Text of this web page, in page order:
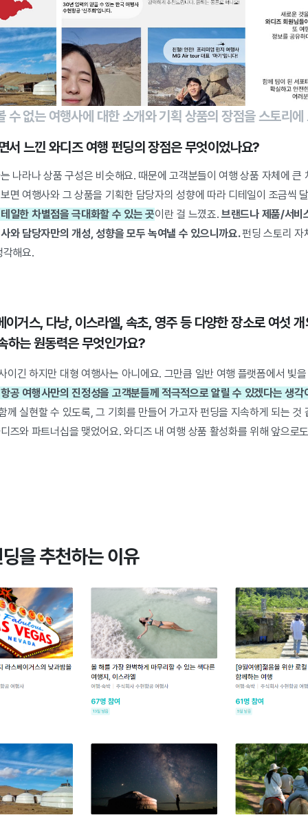
수 없는 여행사에 대한 소개와 기획 상품의 장점을 스토리
서 느낀 와디즈 여행 펀딩의 장점은 무엇이었나요?
나라나 상품 구성은 비슷해요. 때문에 고객분들이 여행 상품 자체에 큰
면 여행사와 그 상품을 기획한 담당자의 성향에 따라 디테일이 조금씩
일한 차별점을 극대화할 수 있는 곳이란 걸 느꼈죠.브랜드나 제품/서비
와 담당자만의 개성, 성향을 모두 녹여낼 수 있으니까요.펀딩 스토리 자
각해요.
거스, 다낭, 이스라엘, 속초, 영주 등 다양한 장소로 여섯
하는 원동력은 무엇인가요?
이긴 하지만 대형 여행사는 아니에요. 그만큼 일반 여행 플랫폼에서 빛
공 여행사만의 진정성을 고객분들께 적극적으로 알릴 수 있겠다는 생각
께 실현할 수 있도록, 그 기회를 만들어 가고자 펀딩을 지속하게 되는 것
즈와 파트너십을 맺었어요. 와디즈 내 여행 상품 활성화를 위해 앞으로
을 추천하는 이유